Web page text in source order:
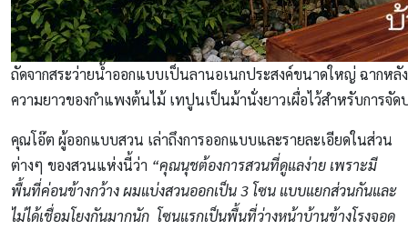
ถัดจากสระว่ายน้ำออกแบบเป็นลานอเนกประสงค์ขนาดใหญ่ ฉากห
ความยาวของกำแพงต้นไม้ เทปูนเป็นม้านั่งยาวเผื่อไว้สำหรับการจัด
คุณโอ๊ต ผู้ออกแบบสวน เล่าถึงการออกแบบและรายละเอียดในส่วน
ต่างๆ ของสวนแห่งนี้ว่า “คุณนุชต้องการสวนที่ดูแลง่าย เพราะมี
พื้นที่ค่อนข้างกว้าง ผมแบ่งสวนออกเป็น 3 โซน แบบแยกส่วนกันและ
ไม่ได้เชื่อมโยงกันมากนัก โซนแรกเป็นพื้นที่ว่างหน้าบ้านข้างโรงจอด